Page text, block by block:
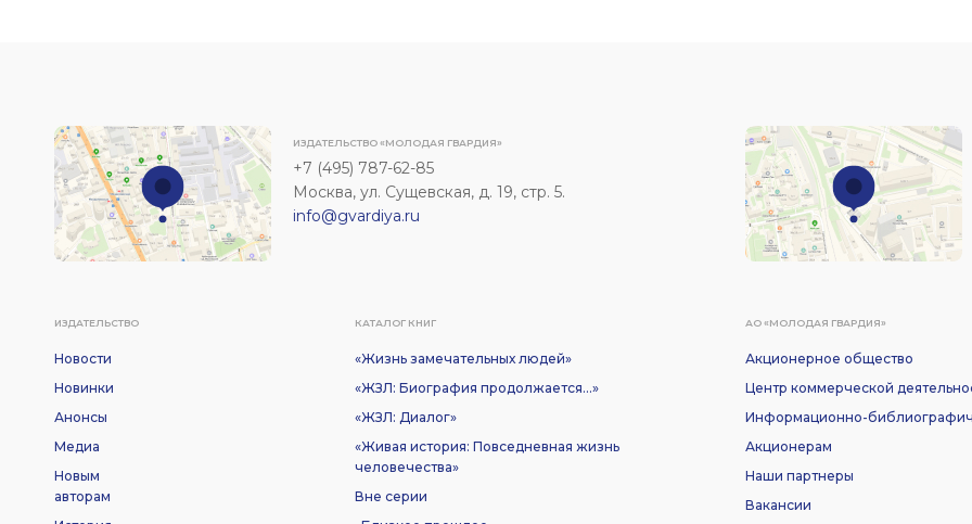
ИЗДАТЕЛЬСТВО «МОЛОДАЯ ГВАРДИЯ»
+7 (495) 787-62-85
Москва, ул. Сущевская, д. 19, стр. 5.
info@gvardiya.ru
ИЗДАТЕЛЬСТВО
Новости
Новинки
Анонсы
Медиа
Новым
авторам
КАТАЛОГ КНИГ
«Жизнь замечательных людей»
«ЖЗЛ: Биография продолжается...»
«ЖЗЛ: Диалог»
«Живая история: Повседневная жизнь
человечества»
Вне серии
АО «МОЛОДАЯ ГВАРДИЯ»
Акционерное общество
Центр коммерческой
Информационно-
Акционерам
Наши партнеры
Вакансии